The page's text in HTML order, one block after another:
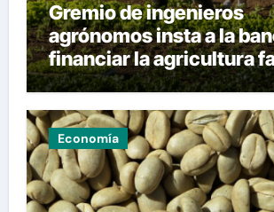
Gremio de ingenieros
agrónomos insta a la
financiar la agricultura
Economía